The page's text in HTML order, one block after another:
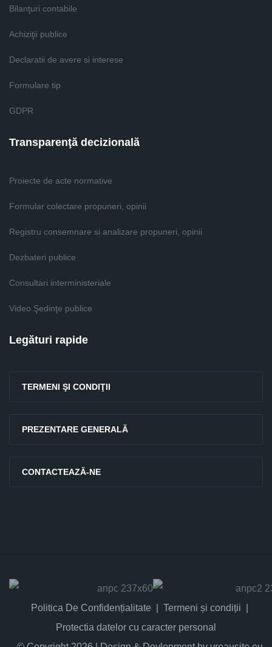
Bilanţuri contabile
Achiziţii publice
Declaratii de avere si interese
Formulare tip
GDPR
Transparenţă decizională
Proiecte de acte normative
Formular colectare propuneri, opinii
Registru consemnare si analizare propuneri, opinii
Dezbateri publice
Consultari interministeriale
Video Şedinţe publice
Legături rapide
TERMENI ŞI CONDIŢII
PREZENTARE GENERALĂ
CONTACTEAZĂ-NE
Politica De Confidențialitate
Termeni și condiții
Protectia datelor cu caracter personal